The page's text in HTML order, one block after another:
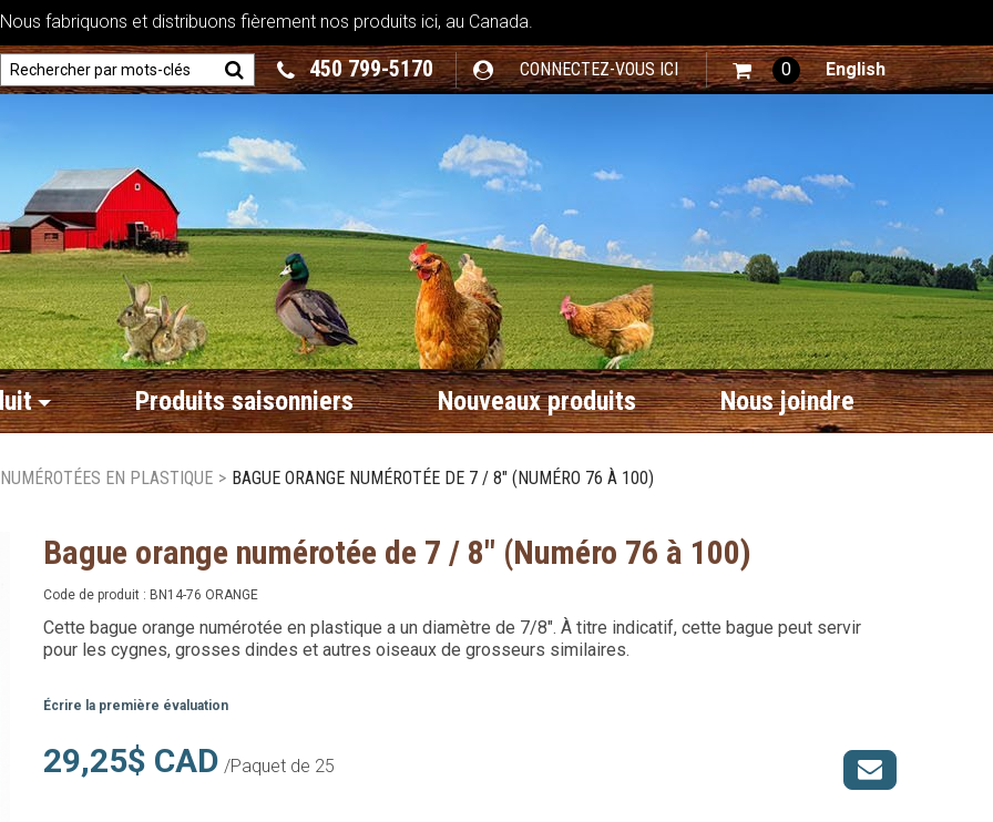
Nous fabriquons et distribuons fièrement nos produits ici, au Canada.
450 799-5170 CONNECTEZ-VOUS ICI 0 English
Produits saisonniers Nouveaux produits Nous joindre
EN PLASTIQUE > BAGUE ORANGE NUMÉROTÉE DE 7 / 8" (NUMÉRO 76 À 100)
Bague orange numérotée de 7 / 8" (Numéro 76 à 100)
Code de produit : BN14-76 ORANGE
Cette bague orange numérotée en plastique a un diamètre de 7/8". À titre indicatif, cette bague peut servir
pour les cygnes, grosses dindes et autres oiseaux de grosseurs similaires.
Écrire la première évaluation
29,25$ CAD /Paquet de 25